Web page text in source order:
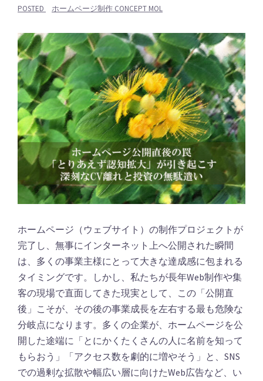
POSTED ホームページ制作 CONCEPT MOL
ホームページ（ウェブサイト）の制作プロジェクトが
完了し、無事にインターネット上へ公開された瞬間
は、多くの事業主様にとって大きな達成感に包まれる
タイミングです。しかし、私たちが長年Web制作や集
客の現場で直面してきた現実として、この「公開直
後」こそが、その後の事業成長を左右する最も危険な
分岐点になります。多くの企業が、ホームページを公
開した途端に「とにかくたくさんの人に名前を知って
もらおう」「アクセス数を劇的に増やそう」と、SNS
での過剰な拡散や幅広い層に向けたWeb広告など、い